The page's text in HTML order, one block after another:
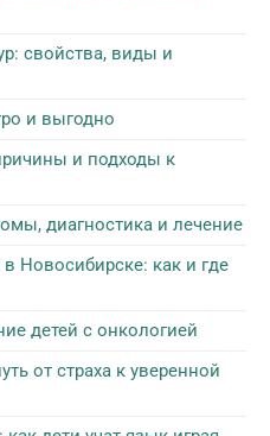
свойства, виды и
и выгодно
и подходы к
диагностика и лечение
Новосибирске: как и где
детей с онкологией
от страха к уверенной